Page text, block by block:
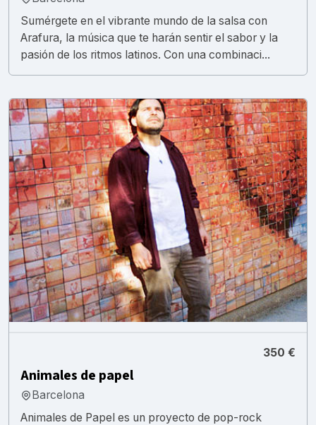
Sumérgete en el vibrante mundo de la salsa con
Arafura, la música que te harán sentir el sabor y la
pasión de los ritmos latinos. Con una combinaci...
350 €
Animales de papel
Barcelona
Animales de Papel es un proyecto de pop-rock